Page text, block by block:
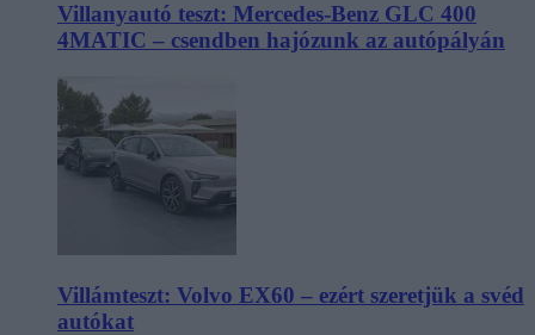
Villanyautó teszt: Mercedes-Benz GLC 400
4MATIC – csendben hajózunk az autópályán
Villámteszt: Volvo EX60 – ezért szeretjük a svéd
autókat